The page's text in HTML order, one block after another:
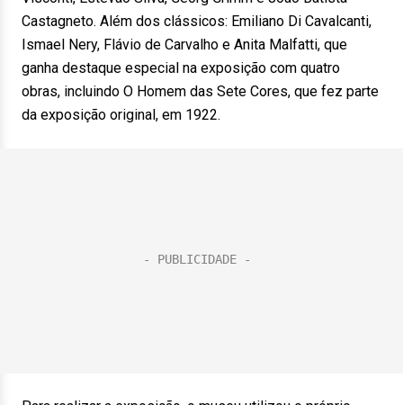
Castagneto. Além dos clássicos: Emiliano Di Cavalcanti,
Ismael Nery, Flávio de Carvalho e Anita Malfatti, que
ganha destaque especial na exposição com quatro
obras, incluindo O Homem das Sete Cores, que fez parte
da exposição original, em 1922.